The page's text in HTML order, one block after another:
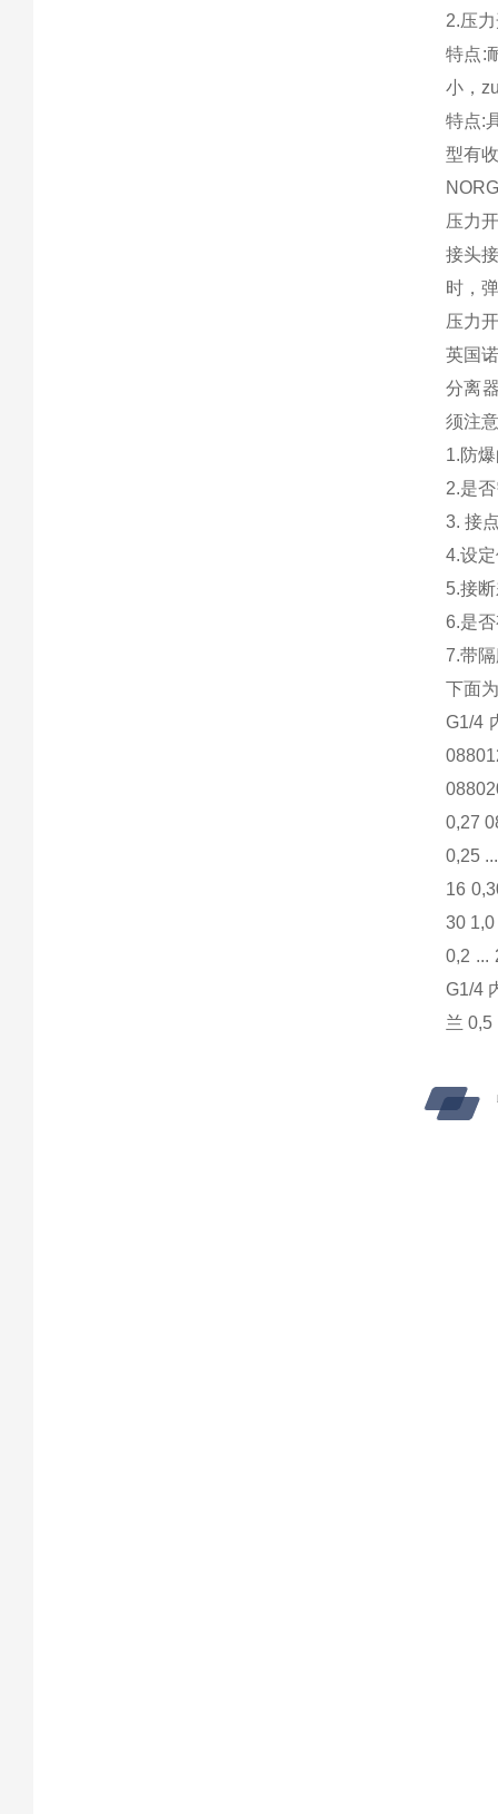
2.压
特点:
小，
特点:
型有
压力
接头
时，
压力
英国
分离
须注
1.防
2.是
3. 接
4.设
5.接
6.是
7.带
下面
G1/4
0,27
0,25
16
30
0,2 ...
G1/4
兰 0,5